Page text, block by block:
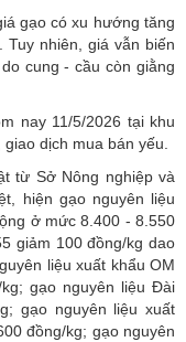
gạo có xu hướng tăng
nhiên, giá vẫn biến
cung - cầu còn giằng
nay 11/5/2026 tại khu
dịch mua bán yếu.
từ Sở Nông nghiệp và
hiện gạo nguyên liệu
ở mức 8.400 - 8.550
giảm 100 đồng/kg dao
liệu xuất khẩu OM
gạo nguyên liệu Đài
gạo nguyên liệu xuất
đồng/kg; gạo nguyên